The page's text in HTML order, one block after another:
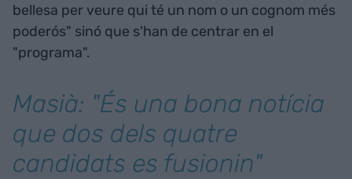
bellesa per veure qui té un nom o un cognom més
poderós" sinó que s'han de centrar en el
"programa".
Masià: "És una bona notícia
que dos dels quatre
candidats es fusionin"